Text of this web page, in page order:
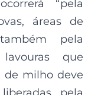
“pela
áreas de
pela
que
de milho deve
pela